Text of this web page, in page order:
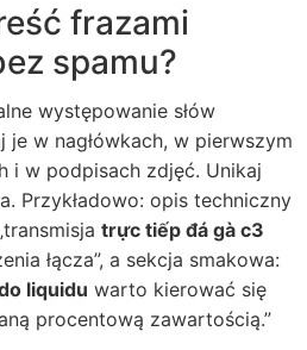
frazami
spamu?
występowanie słów
je w nagłówkach, w pierwszym
i w podpisach zdjęć. Unikaj
Przykładowo: opis techniczny
trực tiếp đá gà c3
łącza”, a sekcja smakowa:
liquidu warto kierować się
procentową zawartością.”